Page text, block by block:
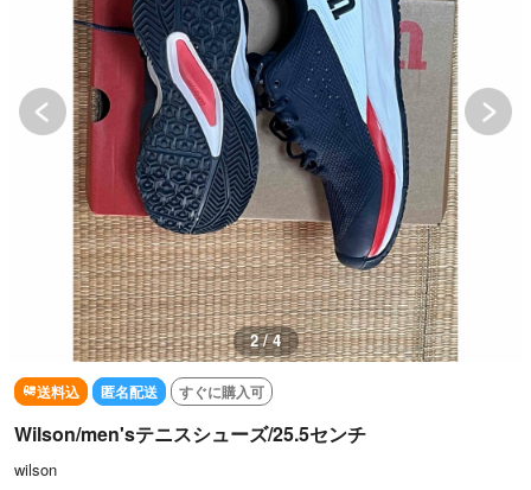
2 / 4
送料込 匿名配送 すぐに購入可
Wilson/men'sテニスシューズ/25.5センチ
wilson